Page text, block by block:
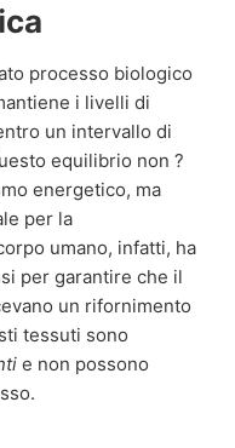
processo biologico
i livelli di
un intervallo di
equilibrio non ?
energetico, ma
per la
umano, infatti, ha
per garantire che il
un rifornimento
tessuti sono
e non possono